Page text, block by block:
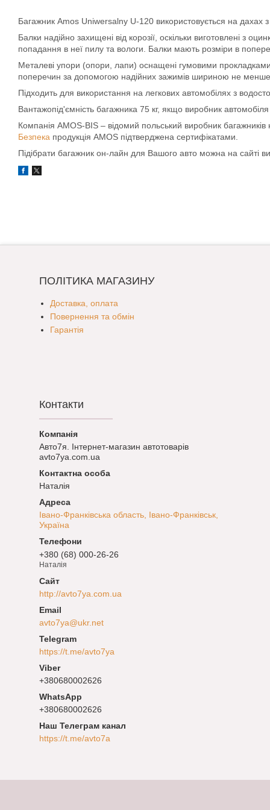
Багажник Amos Uniwersalny U-120 використовується на дахах
Балки надійно захищені від корозії, оскільки виготовлені з
попадання в неї пилу та вологи. Балки мають розміри в
Металеві упори (опори, лапи) оснащені гумовими
поперечин за допомогою надійних зажимів шириною не
Підходить для використання на легкових автомобілях з
Вантажопід'ємність багажника 75 кг, якщо виробник
Компанія AMOS-BIS – відомий польський виробник багажників
Безпека продукція AMOS підтверджена сертифікатами.
Підібрати багажник он-лайн для Вашого авто можна на сайті
ПОЛІТИКА МАГАЗИНУ
Доставка, оплата
Повернення та обмін
Гарантія
Контакти
Авто7я. Інтернет-магазин автотоварів
avto7ya.com.ua
Наталія
Івано-Франківська область, Івано-Франківськ,
Україна
+380 (68) 000-26-26
Наталія
http://avto7ya.com.ua
avto7ya@ukr.net
https://t.me/avto7ya
+380680002626
+380680002626
Наш Телеграм канал
https://t.me/avto7a